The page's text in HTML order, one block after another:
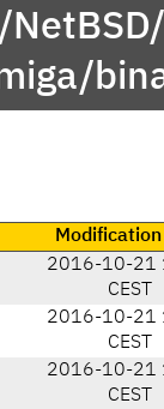
2016-10-21
CEST
2016-10-21
CEST
2016-10-21
CEST